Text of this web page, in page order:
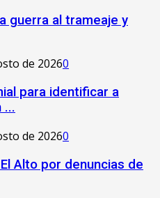
guerra al trameaje y
de 20260
para identificar a
...
de 20260
Alto por denuncias de